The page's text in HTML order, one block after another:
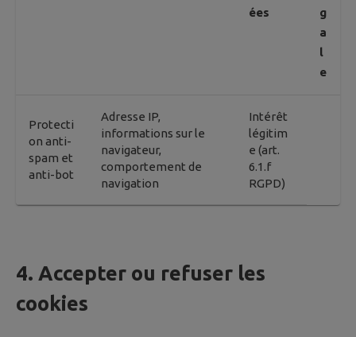
ées
g
a
l
e
Protecti
on anti-
spam et
anti-bot
Adresse IP,
informations sur le
navigateur,
comportement de
navigation
Intérêt
légitim
e (art.
6.1.f
RGPD)
4. Accepter ou refuser les
cookies